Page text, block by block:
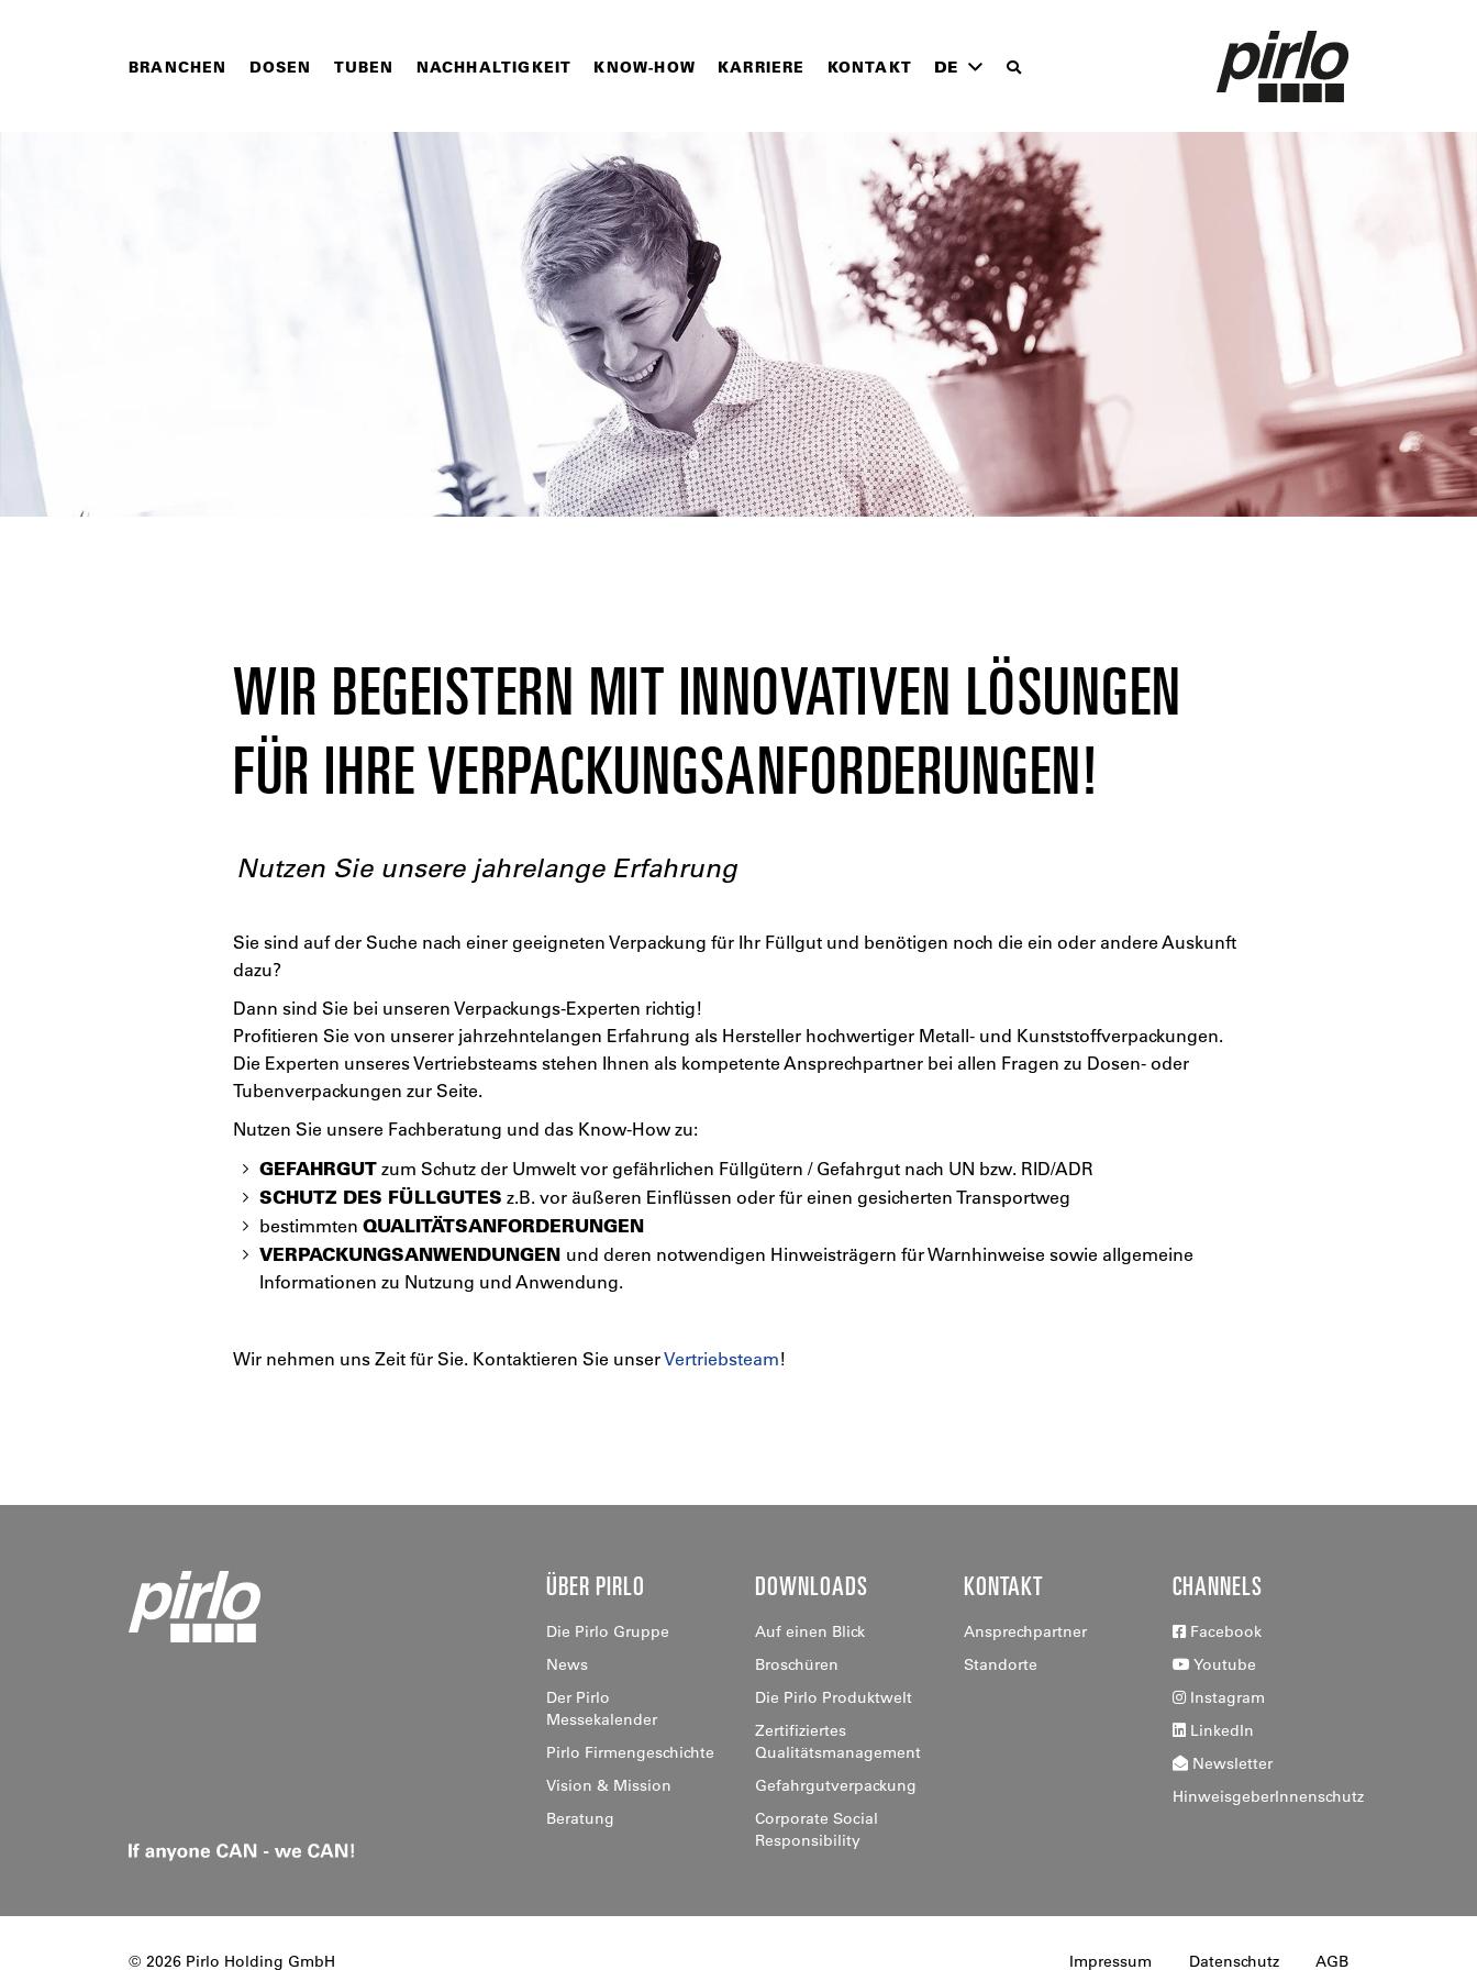
BRANCHEN DOSEN TUBEN NACHHALTIGKEIT KNOW-HOW KARRIERE KONTAKT DE
WIR BEGEISTERN MIT INNOVATIVEN LÖSUNGEN
FÜR IHRE VERPACKUNGSANFORDERUNGEN!
Nutzen Sie unsere jahrelange Erfahrung
Sie sind auf der Suche nach einer geeigneten Verpackung für Ihr Füllgut und benötigen noch die ein oder andere Auskunft
dazu?
Dann sind Sie bei unseren Verpackungs-Experten richtig!
Profitieren Sie von unserer jahrzehntelangen Erfahrung als Hersteller hochwertiger Metall- und Kunststoffverpackungen.
Die Experten unseres Vertriebsteams stehen Ihnen als kompetente Ansprechpartner bei allen Fragen zu Dosen- oder
Tubenverpackungen zur Seite.
Nutzen Sie unsere Fachberatung und das Know-How zu:
GEFAHRGUT zum Schutz der Umwelt vor gefährlichen Füllgütern / Gefahrgut nach UN bzw. RID/ADR
SCHUTZ DES FÜLLGUTES z.B. vor äußeren Einflüssen oder für einen gesicherten Transportweg
bestimmten QUALITÄTSANFORDERUNGEN
VERPACKUNGSANWENDUNGEN und deren notwendigen Hinweisträgern für Warnhinweise sowie allgemeine
Informationen zu Nutzung und Anwendung.
Wir nehmen uns Zeit für Sie. Kontaktieren Sie unserVertriebsteam!
ÜBER PIRLO
Die Pirlo Gruppe
News
Der Pirlo
Messekalender
Pirlo Firmengeschichte
Vision & Mission
Beratung
DOWNLOADS
Auf einen Blick
Broschüren
Die Pirlo Produktwelt
Zertifiziertes
Qualitätsmanagement
Gefahrgutverpackung
Corporate Social
Responsibility
KONTAKT
Ansprechpartner
Standorte
CHANNELS
Facebook
Youtube
Instagram
LinkedIn
Newsletter
HinweisgeberInnenschutz
© 2026 Pirlo Holding GmbH Impressum Datenschutz AGB